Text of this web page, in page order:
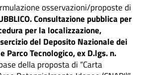
osservazioni/proposte di
Consultazione pubblica per
per la localizzazione,
del Deposito Nazionale dei
Parco Tecnologico, ex D.lgs. n.
della proposta di “Carta